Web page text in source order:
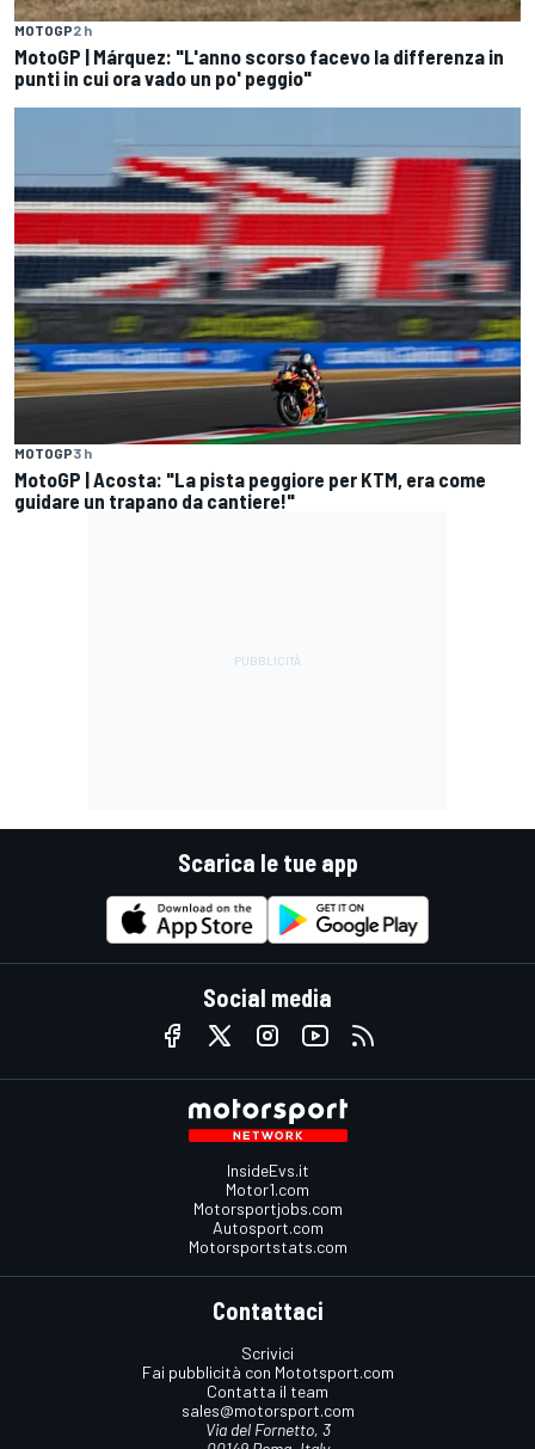
MOTOGP2 h
MotoGP | Márquez: "L'anno scorso facevo la differenza in
punti in cui ora vado un po' peggio"
MOTOGP3 h
MotoGP | Acosta: "La pista peggiore per KTM, era come
guidare un trapano da cantiere!"
Scarica le tue app
Social media
InsideEvs.it
Motor1.com
Motorsportjobs.com
Autosport.com
Motorsportstats.com
Contattaci
Scrivici
Fai pubblicità con Mototsport.com
Contatta il team
sales@motorsport.com
Via del Fornetto, 3